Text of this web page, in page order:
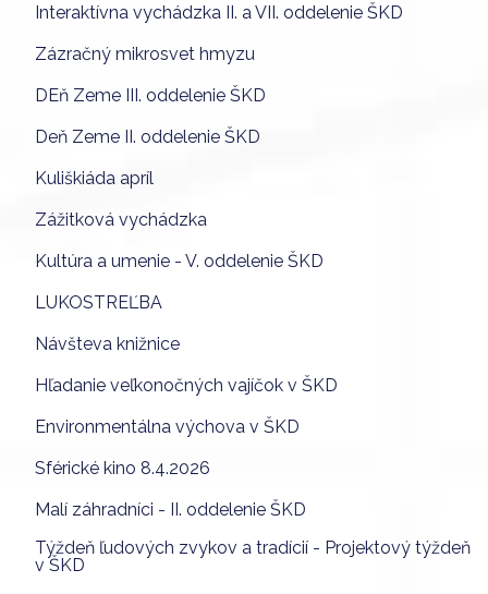
Interaktívna vychádzka II. a VII. oddelenie ŠKD
Zázračný mikrosvet hmyzu
DEň Zeme III. oddelenie ŠKD
Deň Zeme II. oddelenie ŠKD
Kuliškiáda apríl
Zážitková vychádzka
Kultúra a umenie - V. oddelenie ŠKD
LUKOSTREĽBA
Návšteva knižnice
Hľadanie veľkonočných vajíčok v ŠKD
Environmentálna výchova v ŠKD
Sférické kino 8.4.2026
Malí záhradníci - II. oddelenie ŠKD
Týždeň ľudových zvykov a tradícií - Projektový týždeň
v ŠKD